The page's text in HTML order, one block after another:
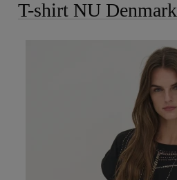
T-shirt NU Denmark